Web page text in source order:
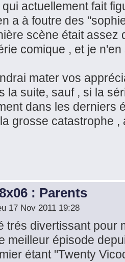
actuellement fait
a à foutre des
scène était assez
comique , et je
mater vos
la suite, sauf , si la
dans les derniers
grosse catastrophe ,
: Parents
17 Nov 2011 19:28
trés divertissant pour
meilleur épisode
étant "Twenty